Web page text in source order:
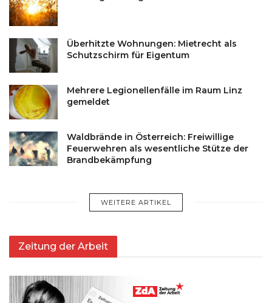
Überhitzte Wohnungen: Mietrecht als
Schutzschirm für Eigentum
Mehrere Legionellenfälle im Raum Linz
gemeldet
Waldbrände in Österreich: Freiwillige
Feuerwehren als wesentliche Stütze der
Brandbekämpfung
WEITERE ARTIKEL
Zeitung der Arbeit